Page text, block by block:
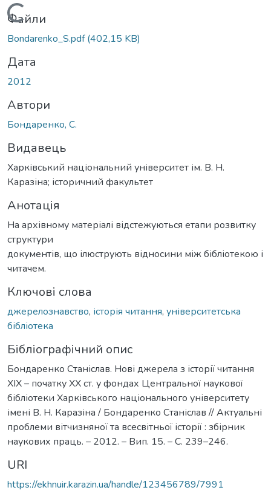
Вантажиться...
Файли
Bondarenko_S.pdf(402,15 KB)
Дата
2012
Автори
Бондаренко, С.
Видавець
Харківський національний університет ім. В. Н.
Каразіна; історичний факультет
Анотація
На архівному матеріалі відстежуються етапи розвитку
структури
документів, що ілюструють відносини між бібліотекою і
читачем.
Ключові слова
джерелознавство, історія читання, університетська
бібліотека
Бібліографічний опис
Бондаренко Станіслав. Нові джерела з історії читання
ХІХ – початку ХХ ст. у фондах Центральної наукової
бібліотеки Харківського національного університету
імені В. Н. Каразіна / Бондаренко Станіслав // Актуальні
проблеми вітчизняної та всесвітньої історії : збірник
наукових праць. – 2012. – Вип. 15. – С. 239–246.
URI
https://ekhnuir.karazin.ua/handle/123456789/7991